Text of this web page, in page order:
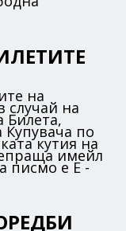
на
случай на
Билета,
Купувача по
кутия на
имейл
писмо е E -